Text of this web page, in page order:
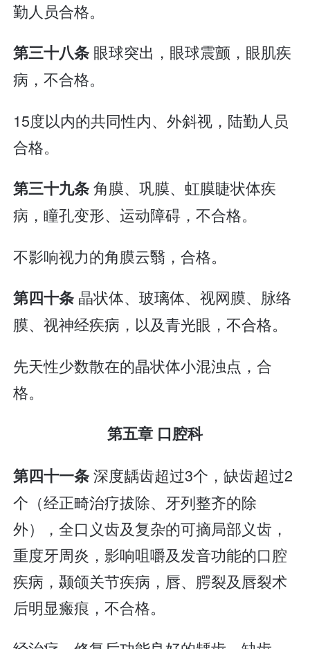
勤人员合格。
第三十八条 眼球突出，眼球震颤，眼肌疾
病，不合格。
15度以内的共同性内、外斜视，陆勤人员
合格。
第三十九条角膜、巩膜、虹膜睫状体疾
病，瞳孔变形、运动障碍，不合格。
不影响视力的角膜云翳，合格。
第四十条 晶状体、玻璃体、视网膜、脉络
膜、视神经疾病，以及青光眼，不合格。
先天性少数散在的晶状体小混浊点，合
格。
第五章 口腔科
第四十一条深度龋齿超过3个，缺齿超过2
个（经正畸治疗拔除、牙列整齐的除
外），全口义齿及复杂的可摘局部义齿，
重度牙周炎，影响咀嚼及发音功能的口腔
疾病，颞颌关节疾病，唇、腭裂及唇裂术
后明显瘢痕，不合格。